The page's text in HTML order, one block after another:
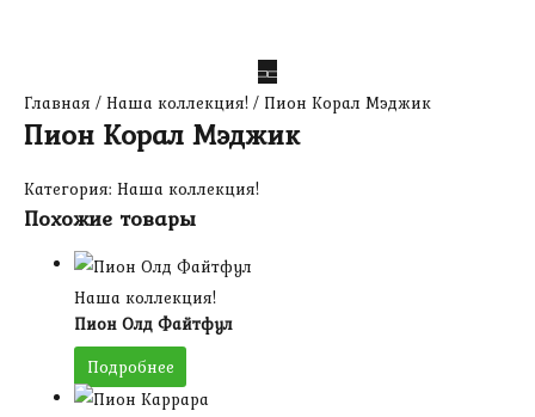
Главная / Наша коллекция! / Пион Корал Мэджик
Пион Корал Мэджик
Категория: Наша коллекция!
Похожие товары
Наша коллекция!
Пион Олд Файтфул
Подробнее